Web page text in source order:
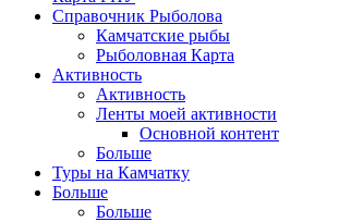
Справочник Рыболова
Камчатские рыбы
Рыболовная Карта
Активность
Активность
Ленты моей активности
Основной контент
Больше
Туры на Камчатку
Больше
Больше